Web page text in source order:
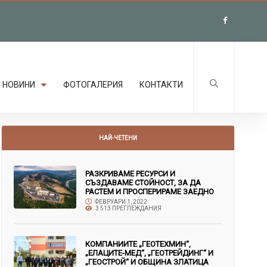
НОВИНИ ФОТОГАЛЕРИЯ КОНТАКТИ
НАЙ-ЧЕТЕНИ
РАЗКРИВАМЕ РЕСУРСИ И
СЪЗДАВАМЕ СТОЙНОСТ, ЗА ДА
РАСТЕМ И ПРОСПЕРИРАМЕ ЗАЕДНО
ФЕВРУАРИ 1, 2022
3 513 ПРЕГЛЕЖДАНИЯ
КОМПАНИИТЕ „ГЕОТЕХМИН“,
„ЕЛАЦИТЕ-МЕД“, „ГЕОТРЕЙДИНГ“ И
„ГЕОСТРОЙ“ И ОБЩИНА ЗЛАТИЦА